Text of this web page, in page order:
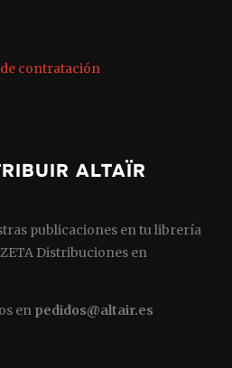
contratación
ALTAÏR
publicaciones en tu librería
Distribuciones en
en pedidos@altair.es